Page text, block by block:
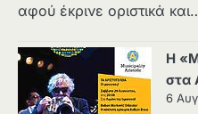
αφού έκρινε οριστικά
Η
στα
6